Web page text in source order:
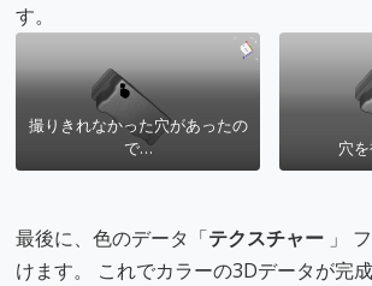
す。
撮りきれなかった穴があったの
で…
穴
最後に、色のデータ「テクスチャー 」
けます。 これでカラーの3Dデータが完成